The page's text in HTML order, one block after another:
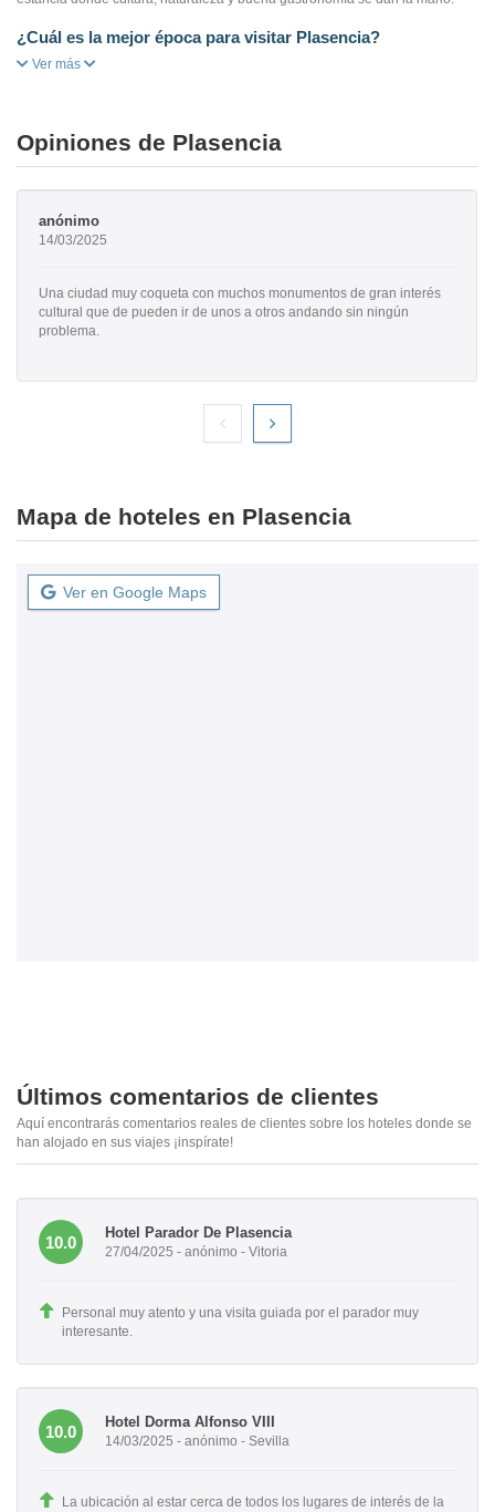
¿Cuál es la mejor época para visitar Plasencia?
Ver más
Opiniones de Plasencia
anónimo
14/03/2025
Una ciudad muy coqueta con muchos monumentos de gran interés
cultural que de pueden ir de unos a otros andando sin ningún
problema.
Mapa de hoteles en Plasencia
Ver en Google Maps
Últimos comentarios de clientes
Aquí encontrarás comentarios reales de clientes sobre los hoteles donde se
han alojado en sus viajes ¡inspírate!
10.0
Hotel Parador De Plasencia
27/04/2025 - anónimo - Vitoria
Personal muy atento y una visita guiada por el parador muy
interesante.
10.0
Hotel Dorma Alfonso VIII
14/03/2025 - anónimo - Sevilla
La ubicación al estar cerca de todos los lugares de interés de la